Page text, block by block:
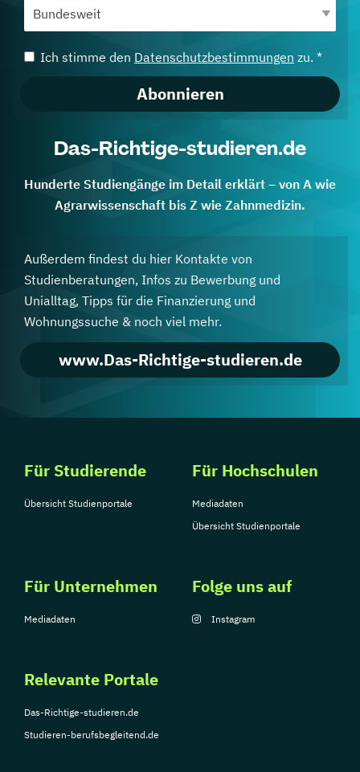
Ich stimme den Datenschutzbestimmungen zu. *
Abonnieren
Das-Richtige-studieren.de
Hunderte Studiengänge im Detail erklärt – von A wie
Agrarwissenschaft bis Z wie Zahnmedizin.
Außerdem findest du hier Kontakte von
Studienberatungen, Infos zu Bewerbung und
Unialltag, Tipps für die Finanzierung und
Wohnungssuche & noch viel mehr.
www.Das-Richtige-studieren.de
Für Studierende
Übersicht Studienportale
Für Hochschulen
Mediadaten
Übersicht Studienportale
Für Unternehmen
Mediadaten
Relevante Portale
Das-Richtige-studieren.de
Studieren-berufsbegleitend.de
Folge uns auf
Instagram